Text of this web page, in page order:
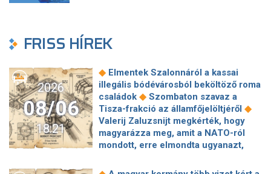
FRISS HÍREK
2026
08/06
18:21
◆ Elmentek Szalonnáról a kassai
illegális bódévárosból beköltöző roma
családok ◆ Szombaton szavaz a
Tisza-frakció az államfőjelöltjéről ◆
Valerij Zaluzsnijt megkérték, hogy
magyarázza meg, amit a NATO-ról
mondott, erre elmondta ugyanazt,
kötött szerződéseket a HM cége a